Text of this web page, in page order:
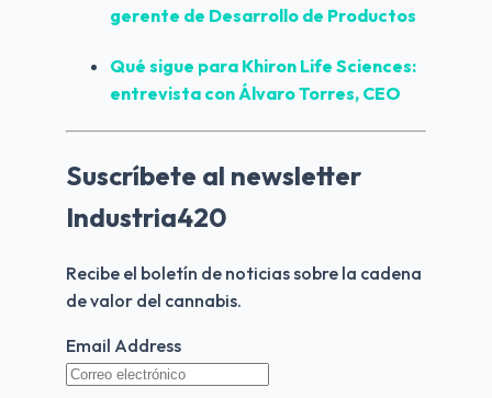
gerente de Desarrollo de Productos
Qué sigue para Khiron Life Sciences:
entrevista con Álvaro Torres, CEO
Suscríbete al newsletter
Industria420
Recibe el boletín de noticias sobre la cadena
de valor del cannabis.
Email Address